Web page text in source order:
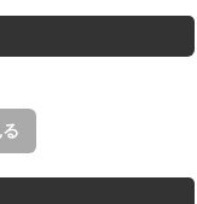
ゲーム。
ュレーションゲーム。